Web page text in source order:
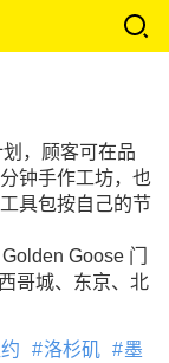
，顾客可在品
钟手作工坊，也
具包按自己的节
Goose 门
哥城、东京、北
洛杉矶
墨